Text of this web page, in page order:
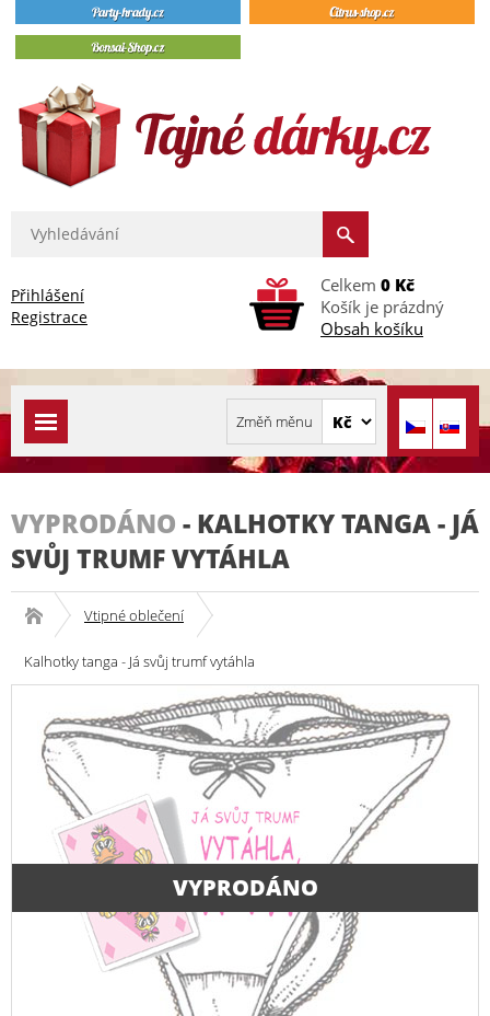
Přihlášení
Registrace
Celkem 0 Kč
Košík je prázdný
Obsah košíku
VYPRODÁNO - KALHOTKY TANGA - JÁ
SVŮJ TRUMF VYTÁHLA
Vtipné oblečení
Kalhotky tanga - Já svůj trumf vytáhla
VYPRODÁNO